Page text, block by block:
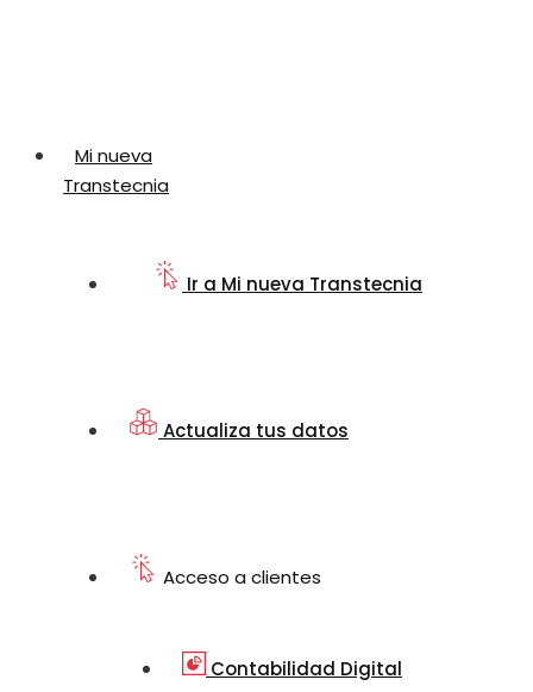
Mi nueva
Transtecnia
Ir a Mi nueva Transtecnia
Actualiza tus datos
Acceso a clientes
Contabilidad Digital